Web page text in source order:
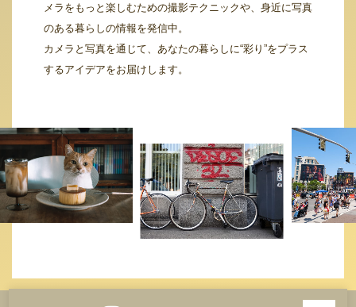
メラをもっと楽しむための撮影テクニックや、身近に写真
のある暮らしの情報を発信中。
カメラと写真を通じて、あなたの暮らしに“彩り”をプラス
するアイデアをお届けします。